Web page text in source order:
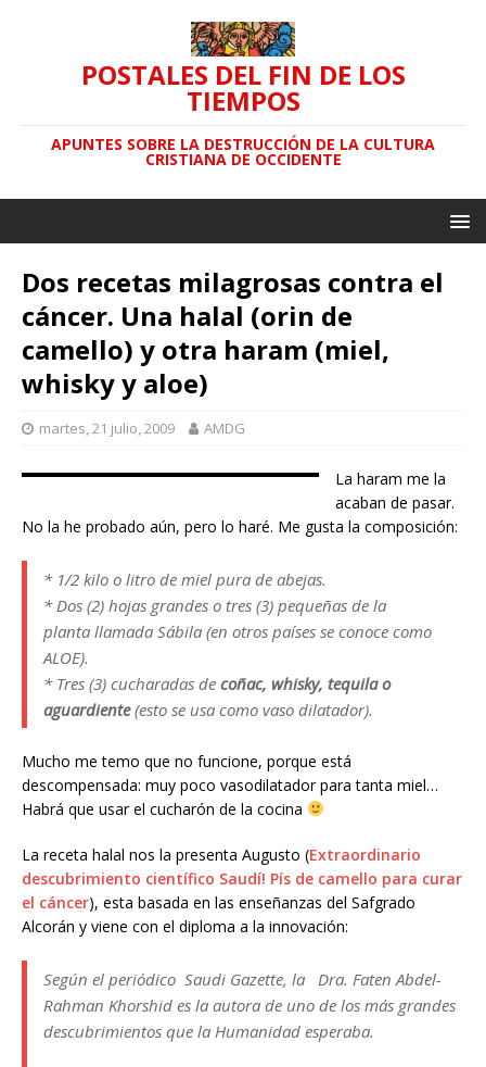
POSTALES DEL FIN DE LOS
TIEMPOS
APUNTES SOBRE LA DESTRUCCIÓN DE LA CULTURA
CRISTIANA DE OCCIDENTE
Dos recetas milagrosas contra el
cáncer. Una halal (orin de
camello) y otra haram (miel,
whisky y aloe)
martes, 21 julio, 2009 AMDG
La haram me la
acaban de pasar.
No la he probado aún, pero lo haré. Me gusta la composición:
* 1/2 kilo o litro de miel pura de abejas.
* Dos (2) hojas grandes o tres (3) pequeñas de la
planta llamada Sábila (en otros países se conoce como
ALOE).
* Tres (3) cucharadas de coñac, whisky, tequila o
aguardiente (esto se usa como vaso dilatador).
Mucho me temo que no funcione, porque está
descompensada: muy poco vasodilatador para tanta miel…
Habrá que usar el cucharón de la cocina
La receta halal nos la presenta Augusto (Extraordinario
descubrimiento científico Saudí! Pís de camello para curar
el cáncer), esta basada en las enseñanzas del Safgrado
Alcorán y viene con el diploma a la innovación:
Según el periódico Saudi Gazette, la Dra. Faten Abdel-
Rahman Khorshid es la autora de uno de los más grandes
descubrimientos que la Humanidad esperaba.